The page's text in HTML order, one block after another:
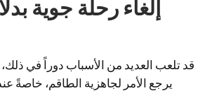
إلغاء رحلة جوية
يرجع الأمر لجاهزية الطاقم، خاصةً